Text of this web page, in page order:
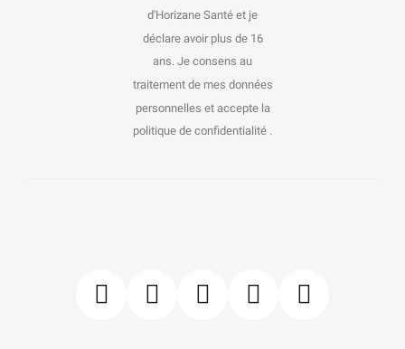
d'Horizane Santé et je
déclare avoir plus de 16
ans. Je consens au
traitement de mes données
personnelles et accepte la
politique de confidentialité .